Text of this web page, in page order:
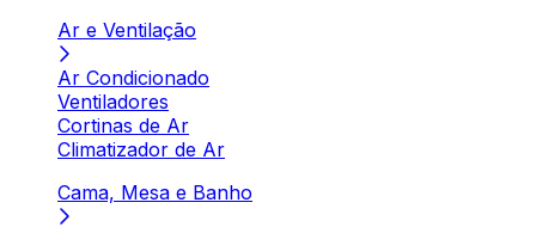
Ar e Ventilação
Ar Condicionado
Ventiladores
Cortinas de Ar
Climatizador de Ar
Cama, Mesa e Banho